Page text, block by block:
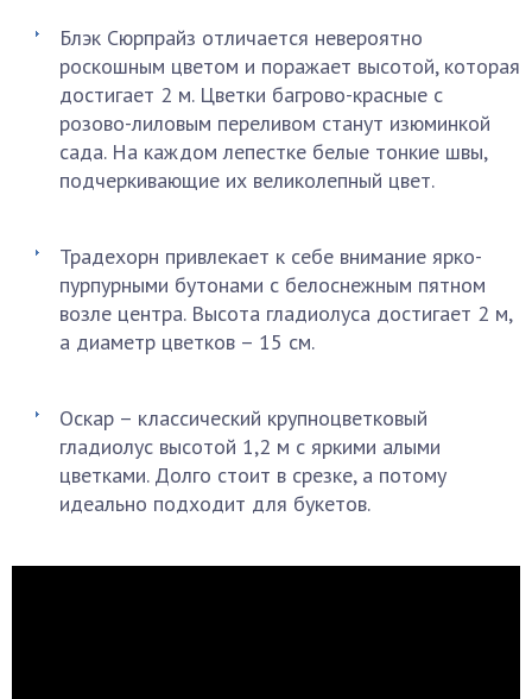
Блэк Сюрпрайз отличается невероятно
роскошным цветом и поражает высотой, которая
достигает 2 м. Цветки багрово-красные с
розово-лиловым переливом станут изюминкой
сада. На каждом лепестке белые тонкие швы,
подчеркивающие их великолепный цвет.
Традехорн привлекает к себе внимание ярко-
пурпурными бутонами с белоснежным пятном
возле центра. Высота гладиолуса достигает 2 м,
а диаметр цветков – 15 см.
Оскар – классический крупноцветковый
гладиолус высотой 1,2 м с яркими алыми
цветками. Долго стоит в срезке, а потому
идеально подходит для букетов.